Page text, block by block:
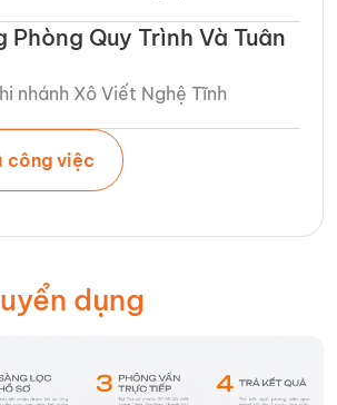
Phòng Quy Trình Và Tuân
nhánh Xô Viết Nghệ Tĩnh​
công việc
dụng